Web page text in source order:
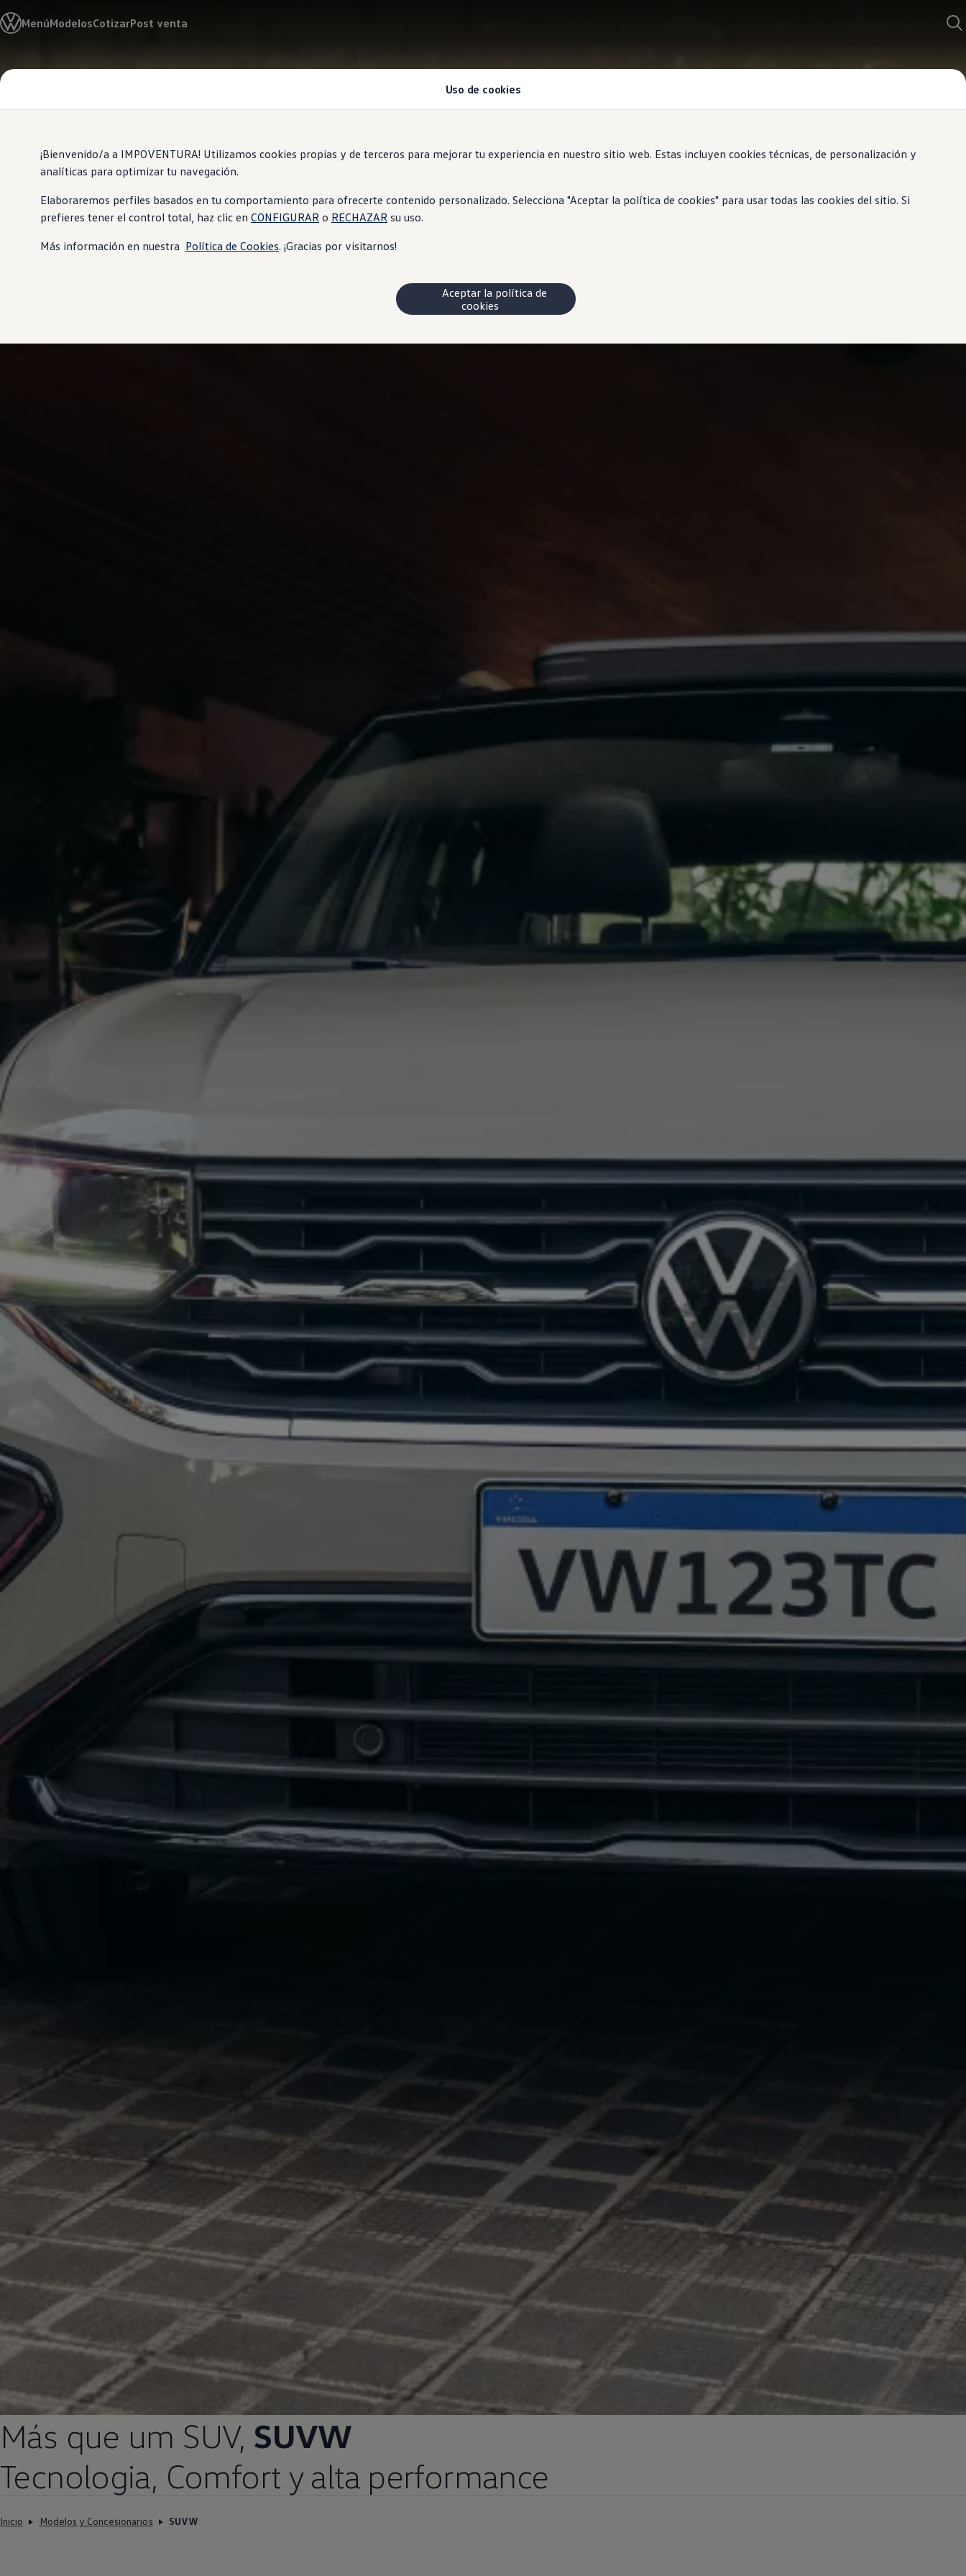
principal
de
MenúModelosCotizarPost venta
Modelos y Concesionarios
Concesionarios
Test Drive
Volkswagen Ecuador
Tengo un Volkswagen
Manuales de Usuario
Servicios
Asistencia Vial
Campaña de Recall Airbags Takata
Cliente Fantasma
Noticias
Más que um SUV, SUVW
Tecnologia, Comfort y alta performance
Inicio Modelos y Concesionarios SUVW
Uso de cookies
¡Bienvenido/a a IMPOVENTURA! Utilizamos cookies propias y de terceros para mejorar tu experiencia en nuestro sitio web. Estas incluyen cookies técnicas, de personalización y
analíticas para optimizar tu navegación.
Elaboraremos perfiles basados en tu comportamiento para ofrecerte contenido personalizado. Selecciona "Aceptar la política de cookies" para usar todas las cookies del sitio. Si
prefieres tener el control total, haz clic en CONFIGURARo RECHAZARsu uso.
Más información en nuestra Política de Cookies. ¡Gracias por visitarnos!
Aceptar la política de
cookies